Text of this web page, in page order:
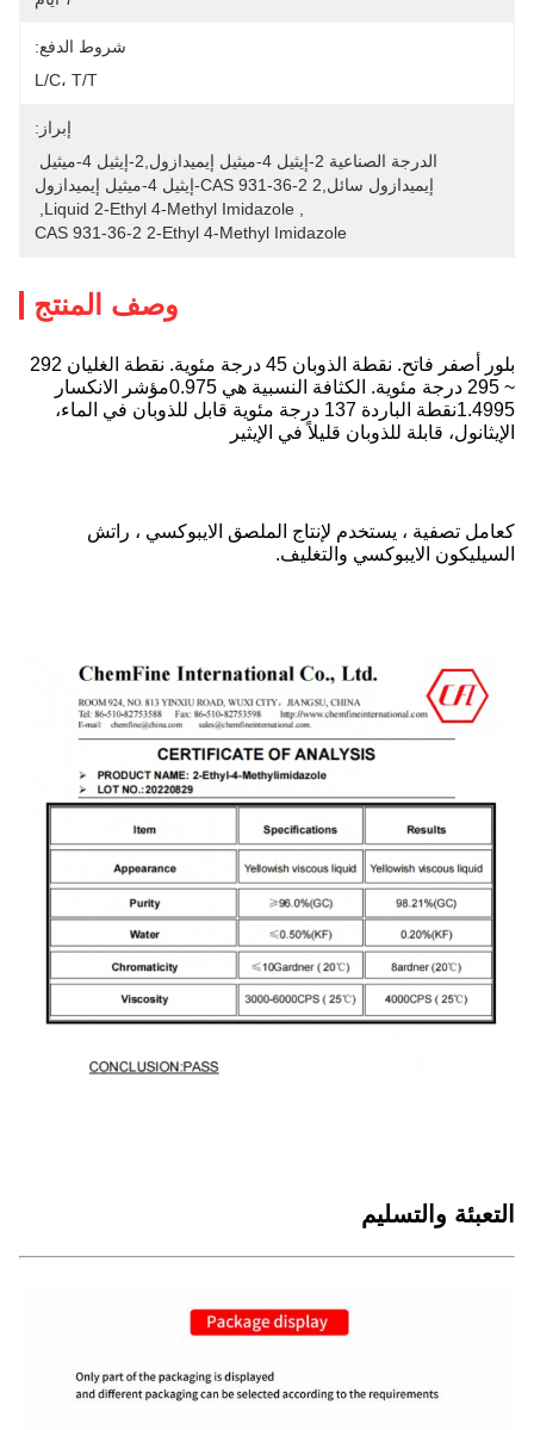
شروط الدفع:
L/C، T/T
إبراز:
إيميدازول سائل,CAS 931-36-2 2-إيثيل 4-ميثيل إيميدازول
Liquid 2-Ethyl 4-Methyl Imidazole
CAS 931-36-2 2-Ethyl 4-Methyl Imidazole
وصف المنتج
بلور أصفر فاتح. نقطة الذوبان 45 درجة مئوية. نقطة الغليان 292
~ 295 درجة مئوية. الكثافة النسبية هي 0.975مؤشر الانكسار
1.4995نقطة الباردة 137 درجة مئوية قابل للذوبان في الماء،
الإيثانول، قابلة للذوبان قليلاً في الإيثير
كعامل تصفية ، يستخدم لإنتاج الملصق الايبوكسي ، راتش
السيليكون الايبوكسي والتغليف.
التعبئة والتسليم